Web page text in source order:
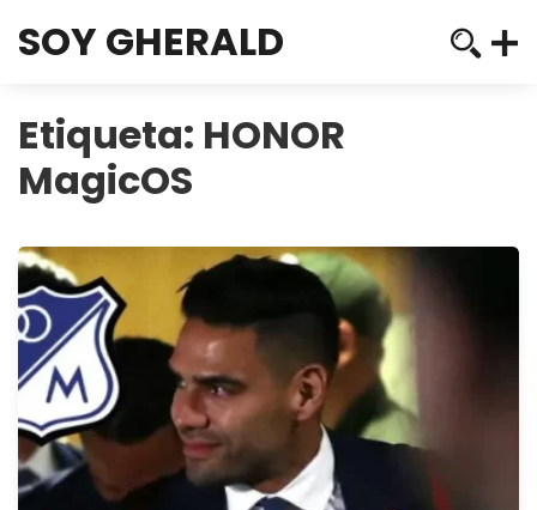
SOY GHERALD
Etiqueta: HONOR
MagicOS